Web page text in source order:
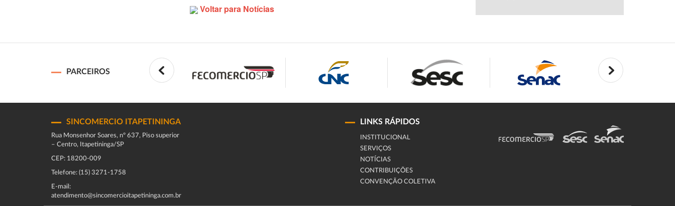
Voltar para Notícias
PARCEIROS
SINCOMERCIO ITAPETININGA
Rua Monsenhor Soares, nº 637, Piso superior
– Centro, Itapetininga/SP
CEP: 18200-009
Telefone: (15) 3271-1758
E-mail:
atendimento@sincomercioitapetininga.com.br
LINKS RÁPIDOS
INSTITUCIONAL
SERVIÇOS
NOTÍCIAS
CONTRIBUIÇÕES
CONVENÇÃO COLETIVA